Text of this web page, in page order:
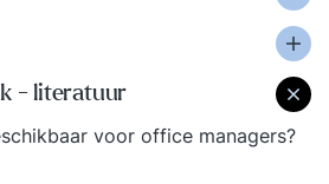
- literatuur
voor office managers?